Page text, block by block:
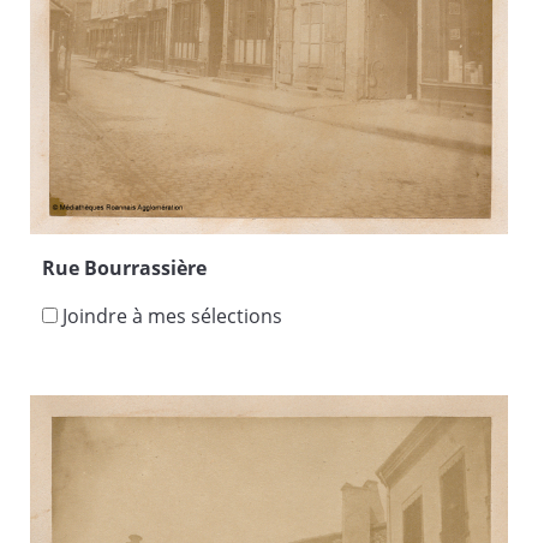
Rue Bourrassière
Joindre à mes sélections